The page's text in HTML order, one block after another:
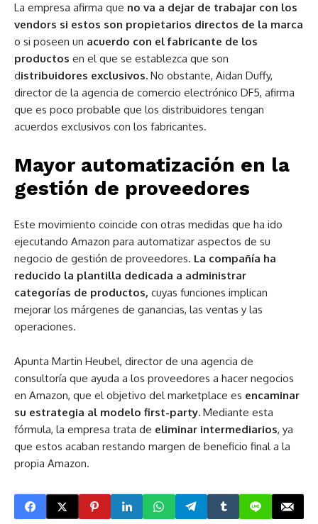
La empresa afirma que no va a dejar de trabajar con los
vendors si estos son propietarios directos de la marca
o si poseen un acuerdo con el fabricante de los
productos en el que se establezca que son
distribuidores exclusivos. No obstante, Aidan Duffy,
director de la agencia de comercio electrónico DF5, afirma
que es poco probable que los distribuidores tengan
acuerdos exclusivos con los fabricantes.
Mayor automatización en la
gestión de proveedores
Este movimiento coincide con otras medidas que ha ido
ejecutando Amazon para automatizar aspectos de su
negocio de gestión de proveedores. La compañía ha
reducido la plantilla dedicada a administrar
categorías de productos, cuyas funciones implican
mejorar los márgenes de ganancias, las ventas y las
operaciones.
Apunta Martin Heubel, director de una agencia de
consultoría que ayuda a los proveedores a hacer negocios
en Amazon, que el objetivo del marketplace es encaminar
su estrategia al modelo first-party. Mediante esta
fórmula, la empresa trata de eliminar intermediarios, ya
que estos acaban restando margen de beneficio final a la
propia Amazon.